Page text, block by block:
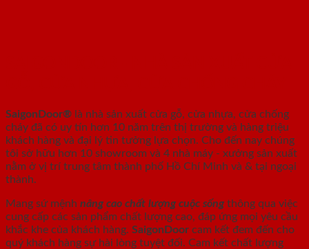
SaigonDoor® là nhà sản xuất cửa gỗ, cửa nhựa, cửa chống
cháy đã có uy tín hơn 10 năm trên thị trường và hàng triệu
khách hàng và đại lý tin tưởng lựa chọn. Cho đến nay chúng
tôi sở hữu hơn 10 showroom và 4 nhà máy - xưởng sản xuất
nằm ở vị trí trung tâm thành phố Hồ Chí Minh và & tại ngoại
thành.
Mang sứ mệnh nâng cao chất lượng cuộc sống thông qua việc
cung cấp các sản phẩm chất lượng cao, đáp ứng mọi yêu cầu
khắc khe của khách hàng. SaigonDoor cam kết đem đến cho
quý khách hàng sự hài lòng tuyệt đối. Cam kết chất lượng